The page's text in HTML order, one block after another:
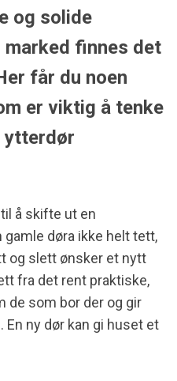
og solide
marked finnes det
får du noen
er viktig å tenke
ytterdør
å skifte ut en
gamle døra ikke helt tett,
og slett ønsker et nytt
fra det rent praktiske,
de som bor der og gir
En ny dør kan gi huset et